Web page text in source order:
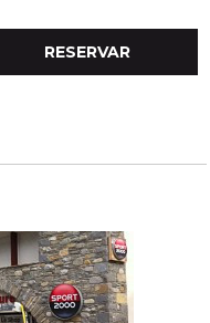
RESERVAR